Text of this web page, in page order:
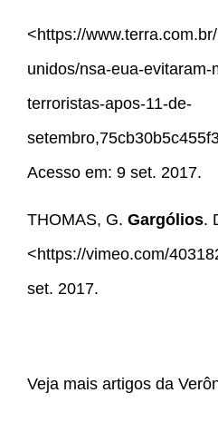
<https://
unidos/nsa-eua-
terroristas-apos-11-de-
Acesso em: 9 set. 2017.
THOMAS, G. Gargólios.
<https://vimeo.com/
set. 2017.
Veja mais artigos da